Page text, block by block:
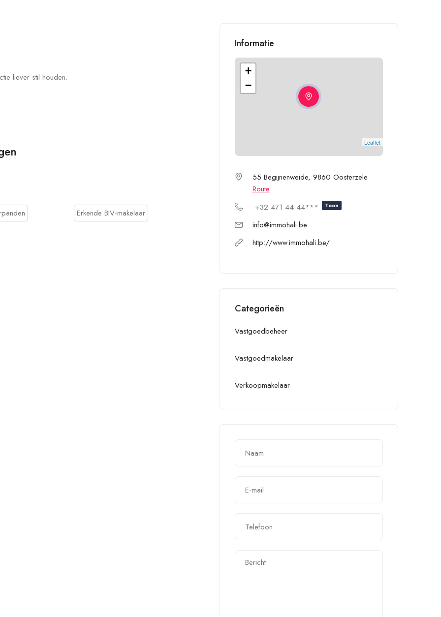
liever stil houden.
Erkende BIV-makelaar
Informatie
+
−
Leaflet
55 Begijnenweide, 9860 Oosterzele
Route
+32 471 44 44***
Toon
info@immohali.be
http://www.immohali.be/
Categorieën
Vastgoedbeheer
Vastgoedmakelaar
Verkoopmakelaar